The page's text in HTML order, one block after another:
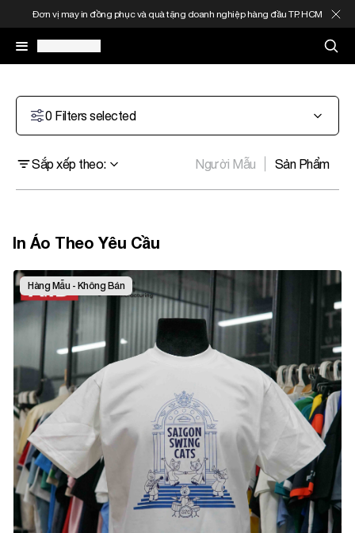
Đơn vị may in đồng phục và quà tặng doanh nghiệp hàng đầu TP. HCM
Quà Tặng Doanh Nghiệp
In Áo Theo Yêu Cầu
Sản Phẩm
Thông Tin
0 Filters selected
Sắp xếp theo: Người Mẫu Sản Phẩm
In Áo Theo Yêu Cầu
Hàng Mẫu - Không Bán